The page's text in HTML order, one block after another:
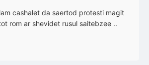
cashalet da saertod protesti magit
rom ar shevidet rusul saitebzee ..